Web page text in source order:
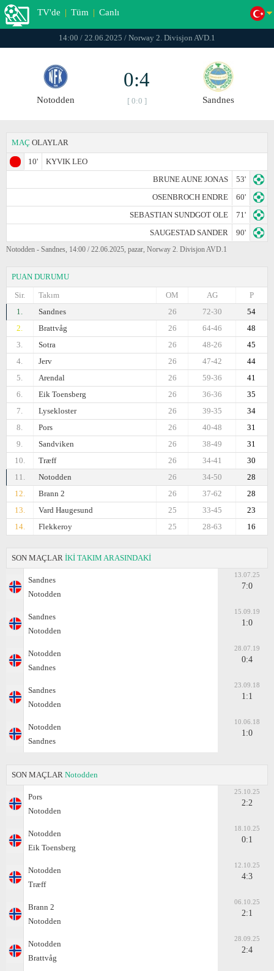
TV'de | Tüm | Canlı
14:00 / 22.06.2025 / Norway 2. Divisjon AVD.1
Notodden
0:4
[ 0:0 ] Sandnes
MAÇ OLAYLAR
10'
KYVIK LEO
BRUNE AUNE JONAS
53'
OSENBROCH ENDRE
60'
SEBASTIAN SUNDGOT OLE
71'
SAUGESTAD SANDER
90'
Notodden - Sandnes, 14:00 / 22.06.2025, pazar, Norway 2. Divisjon AVD.1
PUAN DURUMU
Sir.
Takım P
AG
OM
1.
Sandnes 54
72-30
26
2.
Brattvåg 48
64-46
26
3.
Sotra 45
48-26
26
4.
Jerv 44
47-42
26
5.
Arendal 41
59-36
26
6.
Eik Toensberg 35
36-36
26
7.
Lysekloster 34
39-35
26
8.
Pors 31
40-48
26
9.
Sandviken 31
38-49
26
10.
Træff 30
34-41
26
11.
Notodden 28
34-50
26
12.
Brann 2 28
37-62
26
13.
Vard Haugesund 23
33-45
25
14.
Flekkeroy 16
28-63
25
SON MAÇLAR İKİ TAKIM ARASINDAKİ
Sandnes
Notodden
13.07.25
7:0
Sandnes
Notodden
15.09.19
1:0
Notodden
Sandnes
28.07.19
0:4
Sandnes
Notodden
23.09.18
1:1
Notodden
Sandnes
10.06.18
1:0
SON MAÇLAR Notodden
Pors
Notodden
25.10.25
2:2
Notodden
Eik Toensberg
18.10.25
0:1
Notodden
Træff
12.10.25
4:3
Brann 2
Notodden
06.10.25
2:1
Notodden
Brattvåg
28.09.25
2:4